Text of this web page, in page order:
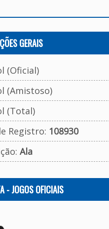
GERAIS
(Oficial)
(Amistoso)
(Total)
Registro: 108930
Ala
- JOGOS OFICIAIS